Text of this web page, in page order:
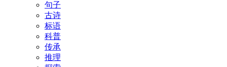
句子
古诗
标语
科普
传承
推理